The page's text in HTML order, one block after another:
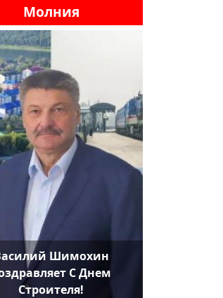
Молния
Шимохин
С Днем
Строителя!